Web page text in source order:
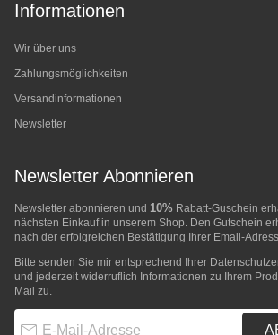
Informationen
Wir über uns
Zahlungsmöglichkeiten
Versandinformationen
Newsletter
Newsletter Abonnieren
Newsletter abonnieren und 10% Rabatt-Guschein
nächsten Einkauf in unserem Shop. Den Gutschein
nach der erfolgreichen Bestätigung Ihrer Email-
Bitte senden Sie mir entsprechend Ihrer
und jederzeit widerruflich Informationen zu Ihrem
Mail zu.